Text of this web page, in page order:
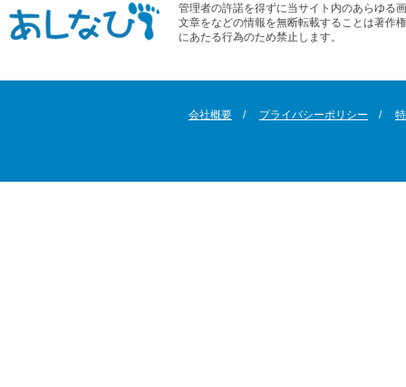
管理者の許諾を得ずに当サイト内のあらゆる
文章をなどの情報を無断転載することは著作
にあたる行為のため禁止します。
会社概要 プライバシーポリシー